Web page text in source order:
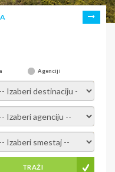
Agenciji
- izaberi destinaciju -
- izaberi agenciju -
- Izaberite smestaj -
TRAŽI